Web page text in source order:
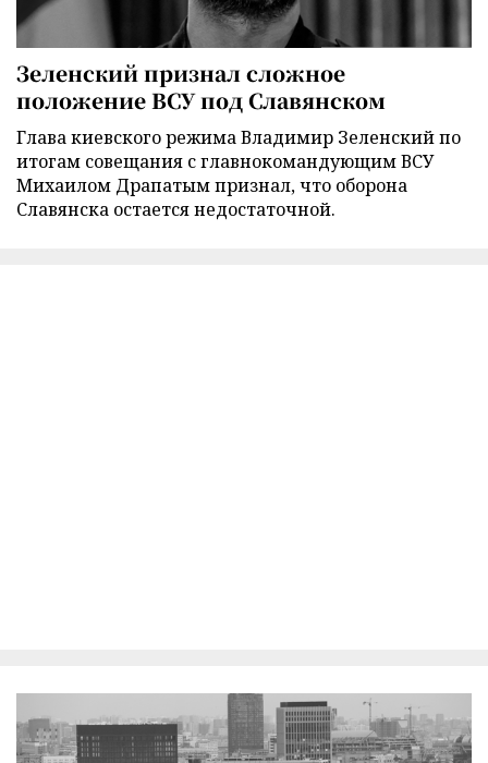
Зеленский признал сложное
положение ВСУ под Славянском
Глава киевского режима Владимир Зеленский по
итогам совещания с главнокомандующим ВСУ
Михаилом Драпатым признал, что оборона
Славянска остается недостаточной.